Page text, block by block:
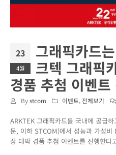
23
4월
그래픽카드
크텍 그래픽
경품 추첨 이벤트
Bystcom 이벤트, 전체보기
ARKTEK 그래픽카드를 국내에 공급
문, 이하 STCOM)에서 성능과 가성
상 대박 경품 추첨 이벤트를 진행한다